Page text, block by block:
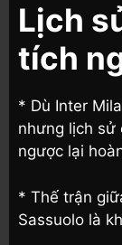
Lịch
tích
* Dù Inter
nhưng lịch sử
ngược lại
* Thế trận
Sassuolo là